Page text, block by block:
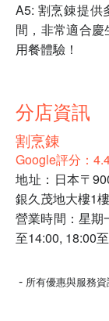
A5: 割烹錬提供
間，非常適合
用餐體驗！
分店資訊
割烹錬
Google評分：
地址：日本〒
銀久茂地大樓1樓
營業時間：星期
至14:00, 18:00
- 所有優惠與服務